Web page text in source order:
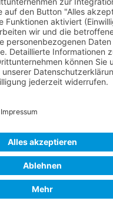
Widerrufsformular
Vertrag widerrufen